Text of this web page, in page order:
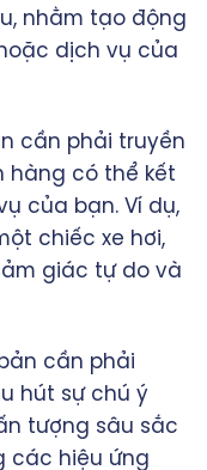
nhằm tạo động
dịch vụ của
cần phải truyền
hàng có thể kết
của bạn. Ví dụ,
chiếc xe hơi,
giác tự do và
cần phải
hút sự chú ý
tượng sâu sắc
các hiệu ứng